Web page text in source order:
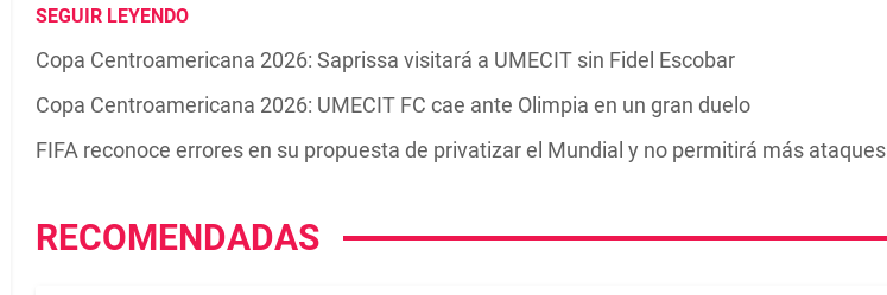
SEGUIR LEYENDO
Copa Centroamericana 2026: Saprissa visitará a UMECIT sin Fidel Escobar
Copa Centroamericana 2026: UMECIT FC cae ante Olimpia en un gran duelo
FIFA reconoce errores en su propuesta de privatizar el Mundial y no permitirá más ataques
RECOMENDADAS